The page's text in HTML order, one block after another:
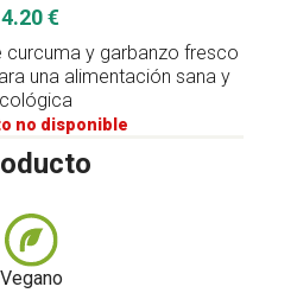
4.20 €
curcuma y garbanzo fresco
una alimentación sana y
no disponible
Vegano